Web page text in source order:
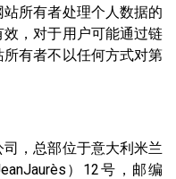
所有者处理个人数据的
，对于用户可能通过链
有者不以任何方式对第
，总部位于意大利米兰
）12号，邮编